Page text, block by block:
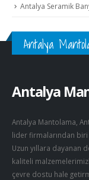
Antalya Seramik
Antalya
Antalya
Antalya Mantolama,
lider firmalarından
Uzun yıllara dayanan
kaliteli
çevre dostu hale